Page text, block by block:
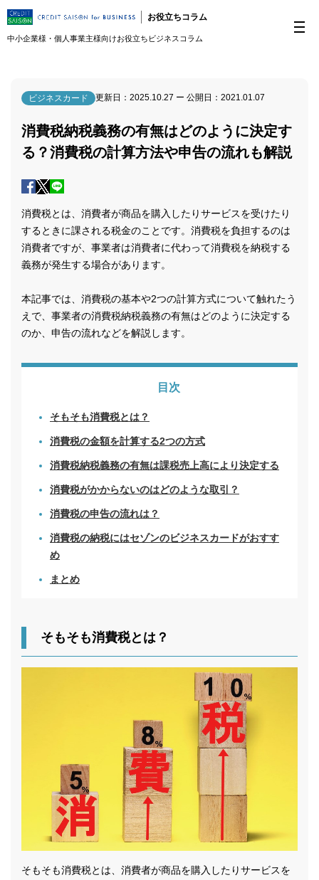
お役立ちコラム
中小企業様・個人事業主様向けお役立ちビジネスコラム
ビジネスカード 更新日： 2025.10.27 ー 公開日： 2021.01.07
消費税納税義務の有無はどのように決定す
る？消費税の計算方法や申告の流れも解説
消費税とは、消費者が商品を購入したりサービスを受けたり
するときに課される税金のことです。消費税を負担するのは
消費者ですが、事業者は消費者に代わって消費税を納税する
義務が発生する場合があります。
本記事では、消費税の基本や2つの計算方式について触れたう
えで、事業者の消費税納税義務の有無はどのように決定する
のか、申告の流れなどを解説します。
目次
そもそも消費税とは？
消費税の金額を計算する2つの方式
消費税納税義務の有無は課税売上高により決定する
消費税がかからないのはどのような取引？
消費税の申告の流れは？
消費税の納税にはセゾンのビジネスカードがおすす
め
まとめ
そもそも消費税とは？
そもそも消費税とは、消費者が商品を購入したりサービスを